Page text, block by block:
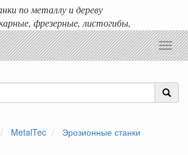
по металлу и дереву
фрезерные, листогибы,
и т.д.)
по России и ближнему зарубежью.
MetalTec Эрозионные станки